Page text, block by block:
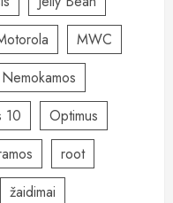
MWC
Nemokamos
10
Optimus
root
žaidimai